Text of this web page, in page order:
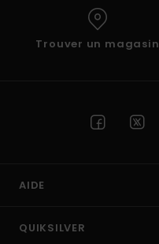
Trouver un magasin
AIDE
QUIKSILVER